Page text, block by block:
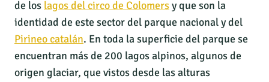
de los lagos del circo de Colomersy que son la
identidad de este sector del parque nacional y del
Pirineo catalán. En toda la superficie del parque se
encuentran más de 200 lagos alpinos, algunos de
origen glaciar, que vistos desde las alturas